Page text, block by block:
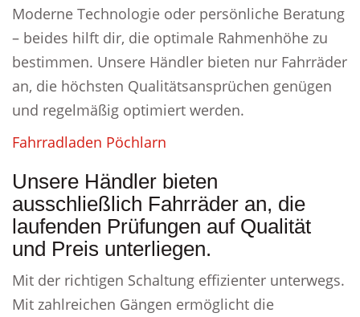
Moderne Technologie oder persönliche Beratung
– beides hilft dir, die optimale Rahmenhöhe zu
bestimmen. Unsere Händler bieten nur Fahrräder
an, die höchsten Qualitätsansprüchen genügen
und regelmäßig optimiert werden.
Fahrradladen Pöchlarn
Unsere Händler bieten
ausschließlich Fahrräder an, die
laufenden Prüfungen auf Qualität
und Preis unterliegen.
Mit der richtigen Schaltung effizienter unterwegs.
Mit zahlreichen Gängen ermöglicht die